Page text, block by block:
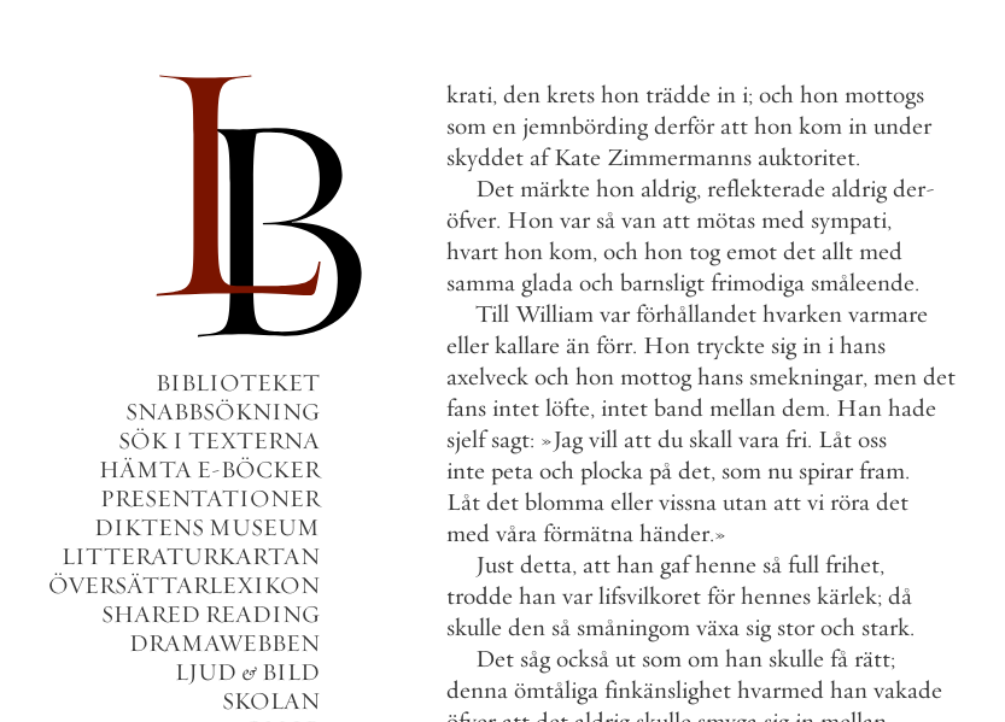
BIBLIOTEKET
SNABBSÖKNING
SÖK I TEXTERNA
HÄMTA E-BÖCKER
PRESENTATIONER
DIKTENS MUSEUM
LITTERATURKARTAN
ÖVERSÄTTARLEXIKON
SHARED READING
DRAMAWEBBEN
LJUD & BILD
SKOLAN
krati, den krets hon trädde in i; och hon mottogs
som en jemnbörding derför att hon kom in under
skyddet af Kate Zimmermanns auktoritet.
Det märkte hon aldrig, reflekterade aldrig der-
öfver. Hon var så van att mötas med sympati,
hvart hon kom, och hon tog emot det allt med
samma glada och barnsligt frimodiga småleende.
Till William var förhållandet hvarken varmare
eller kallare än förr. Hon tryckte sig in i hans
axelveck och hon mottog hans smekningar, men det
fans intet löfte, intet band mellan dem. Han hade
sjelf sagt: »Jag vill att du skall vara fri. Låt oss
inte peta och plocka på det, som nu spirar fram.
Låt det blomma eller vissna utan att vi röra det
med våra förmätna händer.»
Just detta, att han gaf henne så full frihet,
trodde han var lifsvilkoret för hennes kärlek; då
skulle den så småningom växa sig stor och stark.
Det såg också ut som om han skulle få rätt;
denna ömtåliga finkänslighet hvarmed han vakade